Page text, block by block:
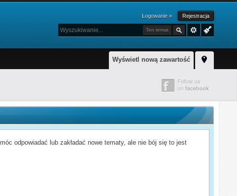
Logowanie » Rejestracja
Ten temat
Wyświetl nową zawartość
odpowiadać lub zakładać nowe tematy, ale nie bój się to jest